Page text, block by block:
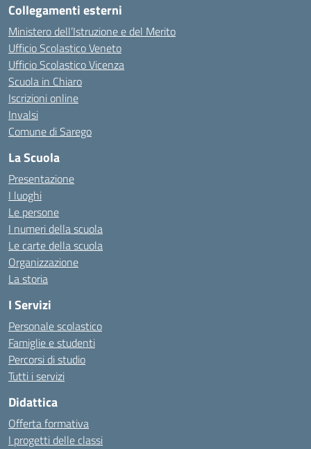
Collegamenti esterni
Ministero dell’Istruzione e del Merito
Ufficio Scolastico Veneto
Ufficio Scolastico Vicenza
Scuola in Chiaro
Iscrizioni online
Invalsi
Comune di Sarego
La Scuola
Presentazione
I luoghi
Le persone
I numeri della scuola
Le carte della scuola
Organizzazione
La storia
I Servizi
Personale scolastico
Famiglie e studenti
Percorsi di studio
Tutti i servizi
Didattica
Offerta formativa
I progetti delle classi